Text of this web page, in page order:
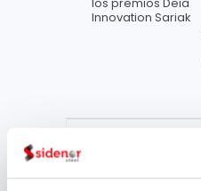
Innovation Sariak